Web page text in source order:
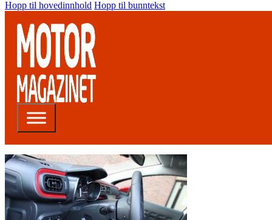
Hopp til hovedinnhold Hopp til bunntekst